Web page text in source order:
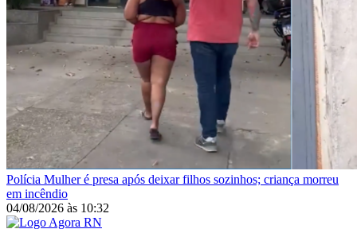
Polícia Mulher é presa após deixar filhos sozinhos; criança morreu
em incêndio
04/08/2026 às 10:32